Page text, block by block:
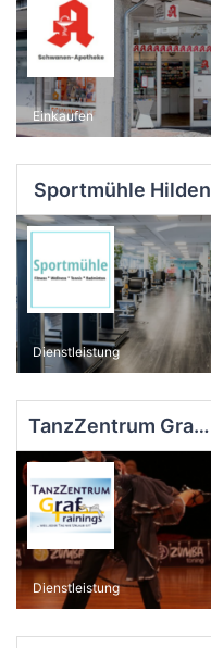
Einkaufen
Sportmühle Hilden
Dienstleistung
TanzZentrum Graf Trainings
Dienstleistung